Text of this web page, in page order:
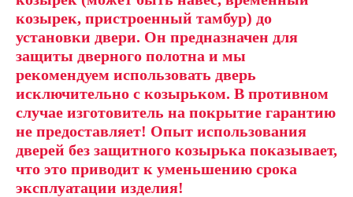
козырек, пристроенный тамбур) до
установки двери. Он предназначен для
защиты дверного полотна и мы
рекомендуем использовать дверь
исключительно с козырьком. В противном
случае изготовитель на покрытие гарантию
не предоставляет! Опыт использования
дверей без защитного козырька показывает,
что это приводит к уменьшению срока
эксплуатации изделия!